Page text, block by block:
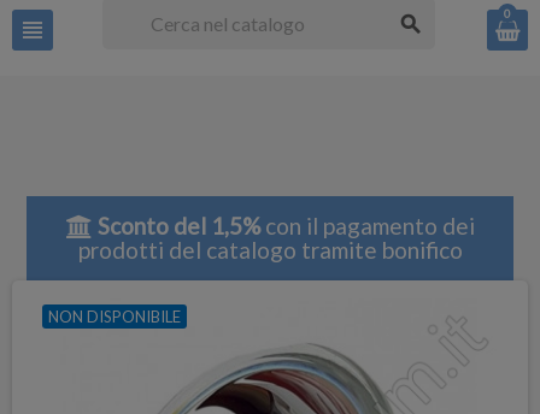
view_headline search 0
Sconto del 1,5%con il pagamento dei
prodotti del catalogo tramite bonifico
NON DISPONIBILE